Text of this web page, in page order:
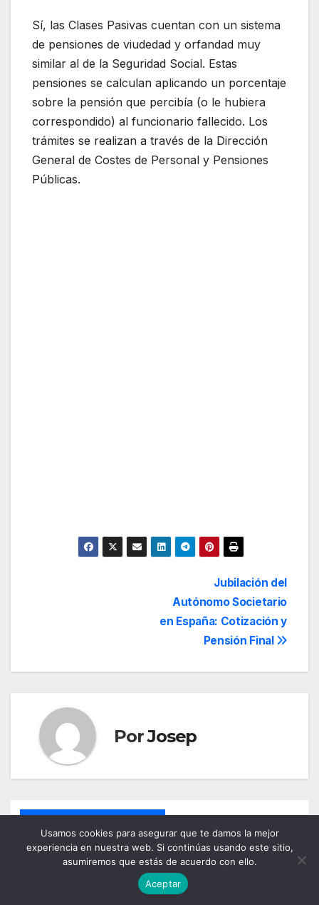
Sí, las Clases Pasivas cuentan con un sistema
de pensiones de viudedad y orfandad muy
similar al de la Seguridad Social. Estas
pensiones se calculan aplicando un porcentaje
sobre la pensión que percibía (o le hubiera
correspondido) al funcionario fallecido. Los
trámites se realizan a través de la Dirección
General de Costes de Personal y Pensiones
Públicas.
Jubilación del
Autónomo Societario
en España: Cotización y
Pensión Final
PorJosep
Usamos cookies para asegurar que te damos la mejor
experiencia en nuestra web. Si continúas usando este sitio,
asumiremos que estás de acuerdo con ello.
Aceptar